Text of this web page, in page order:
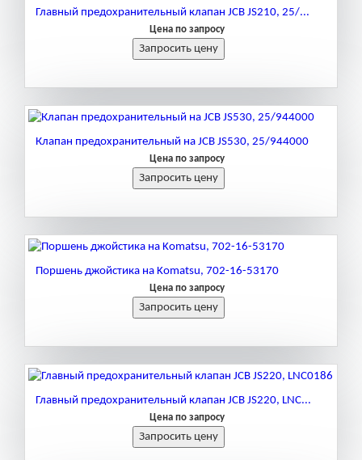
Главный предохранительный клапан JCB JS210, 25/...
Цена по запросу
Клапан предохранительный на JCB JS530, 25/944000
Цена по запросу
Поршень джойстика на Komatsu, 702-16-53170
Цена по запросу
Главный предохранительный клапан JCB JS220, LNC...
Цена по запросу